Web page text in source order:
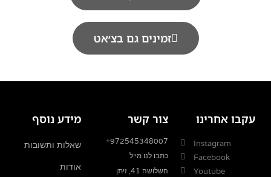
זמינים גם בצ׳אט
מידע נוסף
שאלות ותשובות
אודות
צור קשר
+972545348007
כתבו לנו מייל
השלושה 41, זיתן
עקבו אחרינו
Instagram
Facebook
Youtube